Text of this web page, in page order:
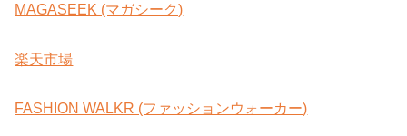
MAGASEEK (マガシーク)
楽天市場
FASHION WALKR (ファッションウォーカー)